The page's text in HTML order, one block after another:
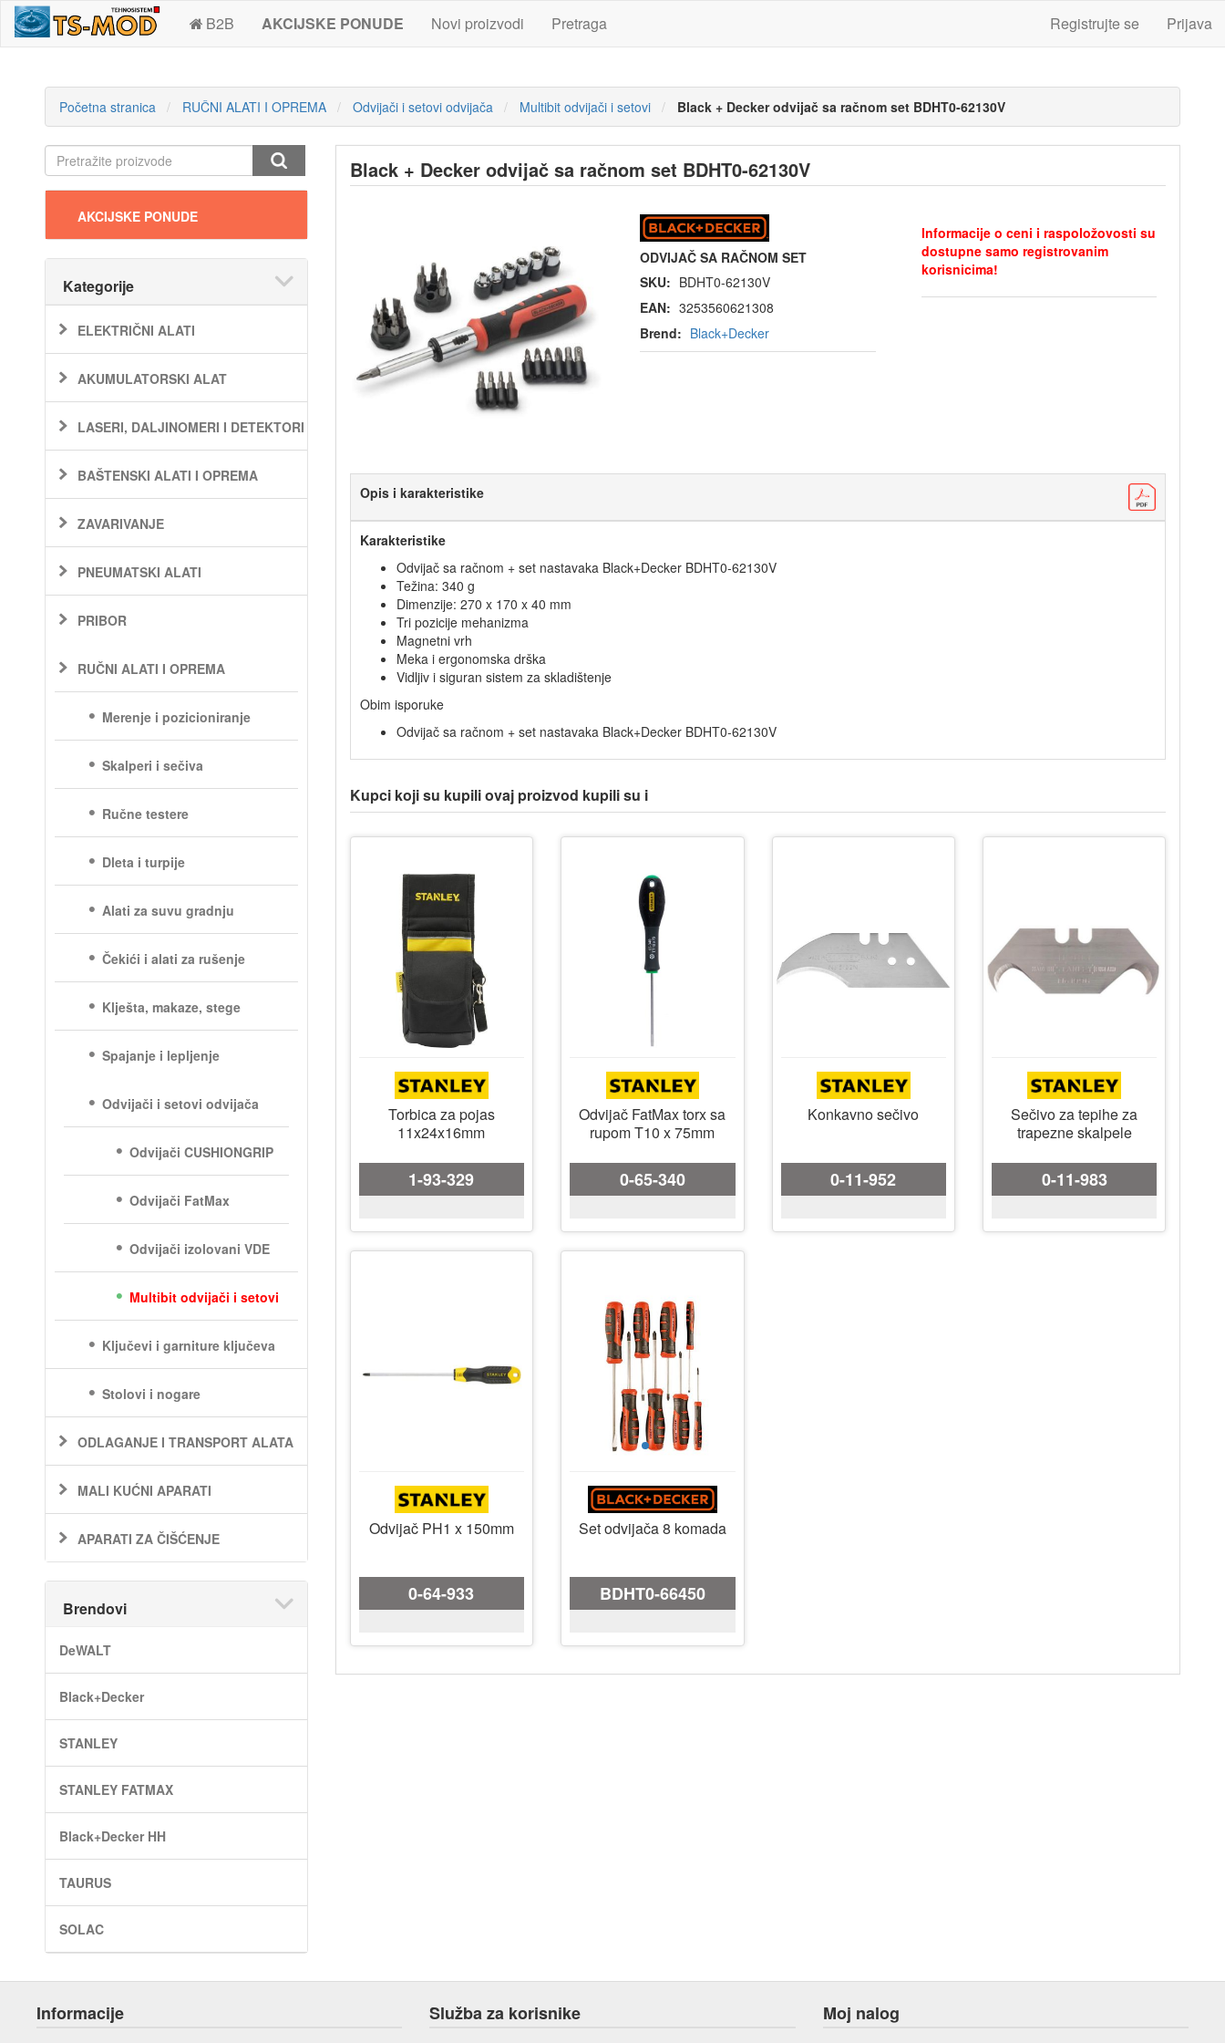
B2B AKCIJSKE PONUDE Novi proizvodi Pretraga Registrujte se Prijava
Početna stranica RUČNI ALATI I OPREMA Odvijači i setovi odvijača Multibit odvijači i setovi Black + Decker odvijač sa račnom set BDHT0-62130V
AKCIJSKE PONUDE
Kategorije
ELEKTRIČNI ALATI
AKUMULATORSKI ALAT
LASERI, DALJINOMERI I DETEKTORI
BAŠTENSKI ALATI I OPREMA
ZAVARIVANJE
PNEUMATSKI ALATI
PRIBOR
RUČNI ALATI I OPREMA
Merenje i pozicioniranje
Skalperi i sečiva
Ručne testere
Dleta i turpije
Alati za suvu gradnju
Čekići i alati za rušenje
Klješta, makaze, stege
Spajanje i lepljenje
Odvijači i setovi odvijača
Odvijači CUSHIONGRIP
Odvijači FatMax
Odvijači izolovani VDE
Multibit odvijači i setovi
Ključevi i garniture ključeva
Stolovi i nogare
ODLAGANJE I TRANSPORT ALATA
MALI KUĆNI APARATI
APARATI ZA ČIŠĆENJE
Brendovi
DeWALT
Black+Decker
STANLEY
STANLEY FATMAX
Black+Decker HH
TAURUS
SOLAC
Black + Decker odvijač sa račnom set BDHT0-62130V
ODVIJAČ SA RAČNOM SET
SKU: BDHT0-62130V
EAN: 3253560621308
Brend: Black+Decker
Informacije o ceni i raspoložovosti su
dostupne samo registrovanim
korisnicima!
Opis i karakteristike
Karakteristike
Odvijač sa račnom + set nastavaka Black+Decker BDHT0-62130V
Težina: 340 g
Dimenzije: 270 x 170 x 40 mm
Tri pozicije mehanizma
Magnetni vrh
Meka i ergonomska drška
Vidljiv i siguran sistem za skladištenje
Obim isporuke
Odvijač sa račnom + set nastavaka Black+Decker BDHT0-62130V
Kupci koji su kupili ovaj proizvod kupili su i
Torbica za pojas
11x24x16mm
1-93-329
Odvijač FatMax torx sa
rupom T10 x 75mm
0-65-340
Konkavno sečivo
0-11-952
Sečivo za tepihe za
trapezne skalpele
0-11-983
Odvijač PH1 x 150mm
0-64-933
Set odvijača 8 komada
BDHT0-66450
Informacije Služba za korisnike Moj nalog